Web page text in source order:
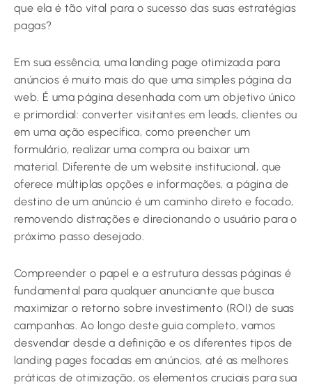
que ela é tão vital para o sucesso das suas estratégias
pagas?
Em sua essência, uma landing page otimizada para
anúncios é muito mais do que uma simples página da
web. É uma página desenhada com um objetivo único
e primordial: converter visitantes em leads, clientes ou
em uma ação específica, como preencher um
formulário, realizar uma compra ou baixar um
material. Diferente de um website institucional, que
oferece múltiplas opções e informações, a página de
destino de um anúncio é um caminho direto e focado,
removendo distrações e direcionando o usuário para o
próximo passo desejado.
Compreender o papel e a estrutura dessas páginas é
fundamental para qualquer anunciante que busca
maximizar o retorno sobre investimento (ROI) de suas
campanhas. Ao longo deste guia completo, vamos
desvendar desde a definição e os diferentes tipos de
landing pages focadas em anúncios, até as melhores
práticas de otimização, os elementos cruciais para sua